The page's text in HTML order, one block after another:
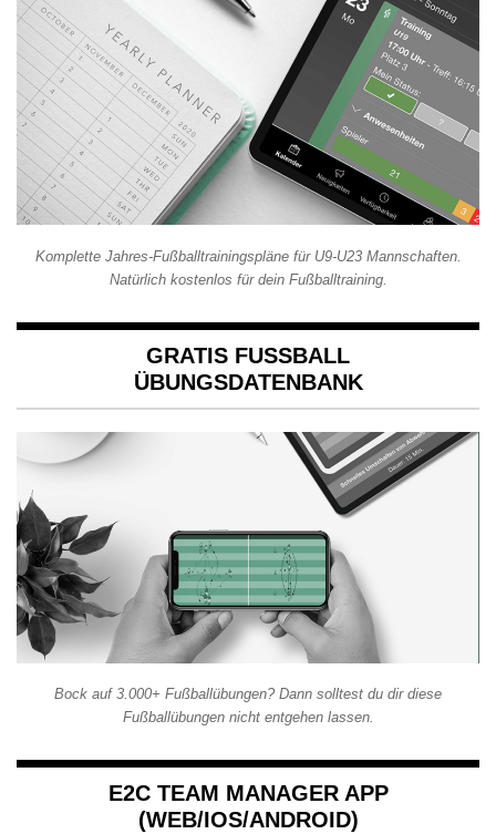
Komplette Jahres-Fußballtrainingspläne für U9-U23 Mannschaften.
Natürlich kostenlos für dein Fußballtraining.
GRATIS FUSSBALL Ü
BUNGSDATENBANK
Bock auf 3.000+ Fußballübungen? Dann solltest du dir diese
Fußballübungen nicht entgehen lassen.
E2C TEAM MANAGER APP
(WEB/IOS/ANDROID)